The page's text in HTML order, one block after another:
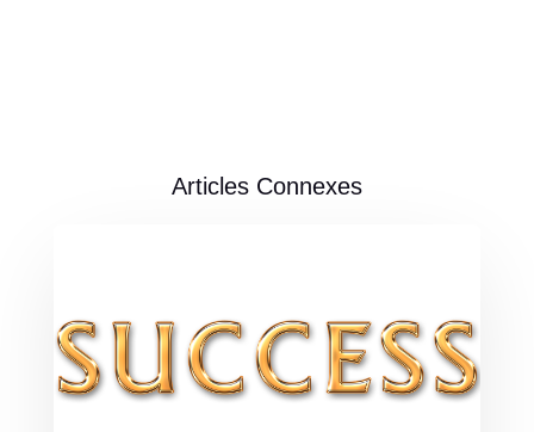
Articles Connexes